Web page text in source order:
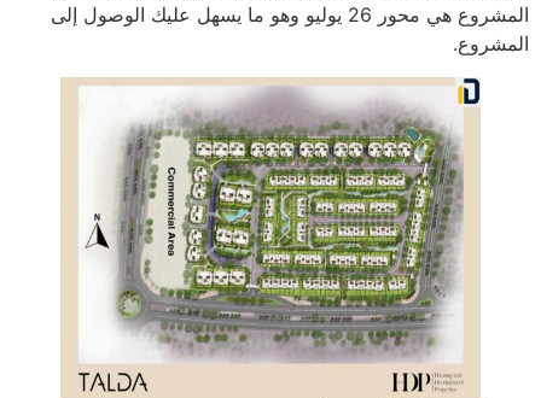
المشروع هي محور 26 يوليو وهو ما يسهل عليك الوصول إلى
المشروع.